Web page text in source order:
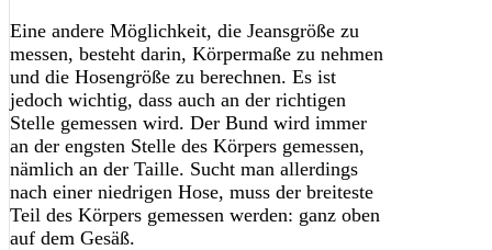
Eine andere Möglichkeit, die Jeansgröße zu
messen, besteht darin, Körpermaße zu nehmen
und die Hosengröße zu berechnen. Es ist
jedoch wichtig, dass auch an der richtigen
Stelle gemessen wird. Der Bund wird immer
an der engsten Stelle des Körpers gemessen,
nämlich an der Taille. Sucht man allerdings
nach einer niedrigen Hose, muss der breiteste
Teil des Körpers gemessen werden: ganz oben
auf dem Gesäß.